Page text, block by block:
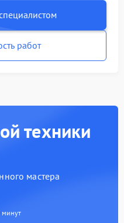
работ
техники
мастера
минут